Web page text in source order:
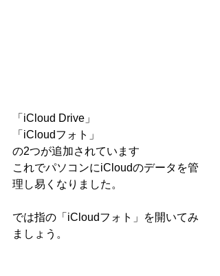
「iCloud Drive」
「iCloudフォト」
の2つが追加されています
これでパソコンにiCloudのデータを管
理し易くなりました。
では指の「iCloudフォト」を開いてみ
ましょう。